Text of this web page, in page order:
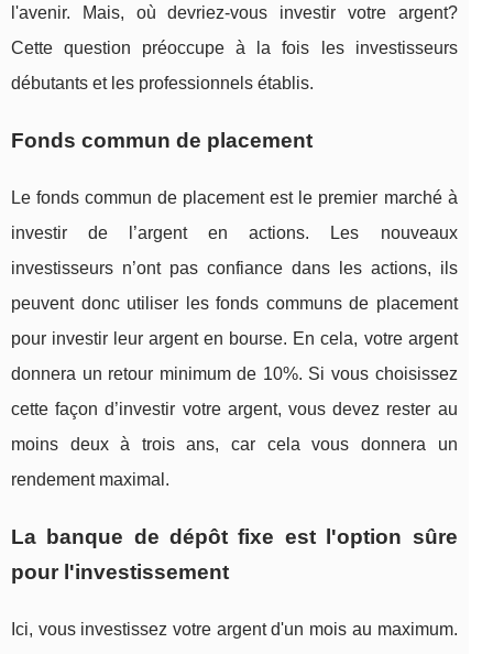
l'avenir. Mais, où devriez-vous investir votre argent?
Cette question préoccupe à la fois les investisseurs
débutants et les professionnels établis.
Fonds commun de placement
Le fonds commun de placement est le premier marché à
investir de l’argent en actions. Les nouveaux
investisseurs n’ont pas confiance dans les actions, ils
peuvent donc utiliser les fonds communs de placement
pour investir leur argent en bourse. En cela, votre argent
donnera un retour minimum de 10%. Si vous choisissez
cette façon d’investir votre argent, vous devez rester au
moins deux à trois ans, car cela vous donnera un
rendement maximal.
La banque de dépôt fixe est l'option sûre
pour l'investissement
Ici, vous investissez votre argent d'un mois au maximum.